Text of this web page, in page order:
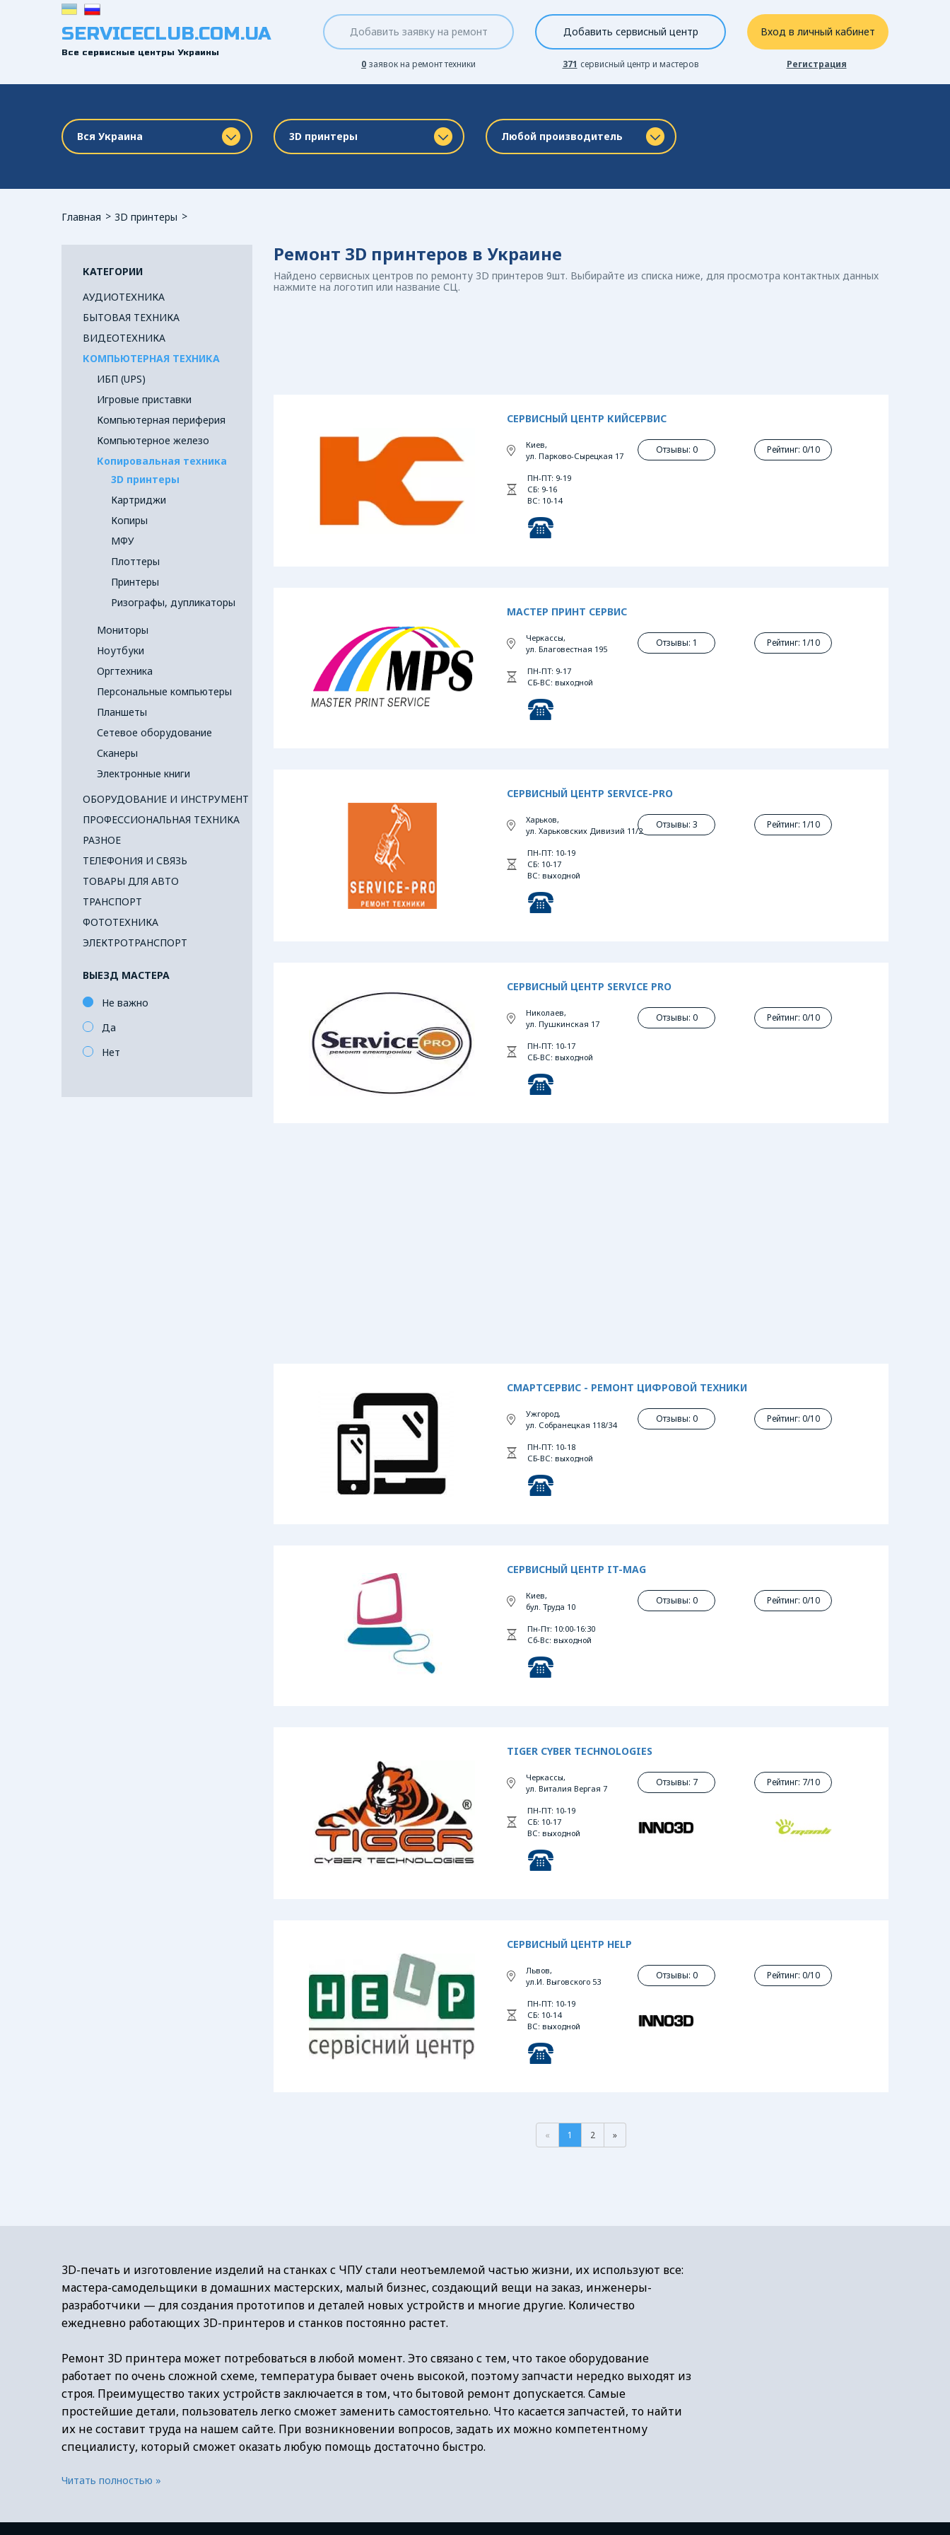
SERVICECLUB.COM.UA
Все сервисные центры Украины
Добавить заявку на ремонт
0 заявок на ремонт техники
Добавить сервисный центр
371 сервисный центр и мастеров
Вход в личный кабинет
Регистрация
Вся Украина 3D принтеры Любой производитель
Главная 3D принтеры
КАТЕГОРИИ
АУДИОТЕХНИКА
БЫТОВАЯ ТЕХНИКА
ВИДЕОТЕХНИКА
КОМПЬЮТЕРНАЯ ТЕХНИКА
ИБП (UPS)
Игровые приставки
Компьютерная периферия
Компьютерное железо
Копировальная техника
3D принтеры
Картриджи
Копиры
МФУ
Плоттеры
Принтеры
Ризографы, дупликаторы
Мониторы
Ноутбуки
Оргтехника
Персональные компьютеры
Планшеты
Сетевое оборудование
Сканеры
Электронные книги
ОБОРУДОВАНИЕ И ИНСТРУМЕНТ
ПРОФЕССИОНАЛЬНАЯ ТЕХНИКА
РАЗНОЕ
ТЕЛЕФОНИЯ И СВЯЗЬ
ТОВАРЫ ДЛЯ АВТО
ТРАНСПОРТ
ФОТОТЕХНИКА
ЭЛЕКТРОТРАНСПОРТ
ВЫЕЗД МАСТЕРА
Не важно
Да
Нет
Ремонт 3D принтеров в Украине
Найдено сервисных центров по ремонту 3D принтеров 9шт. Выбирайте из списка ниже, для просмотра контактных данных
нажмите на логотип или название СЦ.
СЕРВИСНЫЙ ЦЕНТР КИЙСЕРВИС
Киев,
ул. Парково-Сырецкая 17
ПН-ПТ: 9-19
СБ: 9-16
ВС: 10-14
Отзывы: 0 Рейтинг: 0/10
МАСТЕР ПРИНТ СЕРВИС
Черкассы,
ул. Благовестная 195
ПН-ПТ: 9-17
СБ-ВС: выходной
Отзывы: 1 Рейтинг: 1/10
СЕРВИСНЫЙ ЦЕНТР SERVICE-PRO
Харьков,
ул. Харьковских Дивизий 11/2
ПН-ПТ: 10-19
СБ: 10-17
ВС: выходной
Отзывы: 3 Рейтинг: 1/10
СЕРВИСНЫЙ ЦЕНТР SERVICE PRO
Николаев,
ул. Пушкинская 17
ПН-ПТ: 10-17
СБ-ВС: выходной
Отзывы: 0 Рейтинг: 0/10
СМАРТСЕРВИС - РЕМОНТ ЦИФРОВОЙ ТЕХНИКИ
Ужгород,
ул. Собранецкая 118/34
ПН-ПТ: 10-18
СБ-ВС: выходной
Отзывы: 0 Рейтинг: 0/10
СЕРВИСНЫЙ ЦЕНТР IT-MAG
Киев,
бул. Труда 10
Пн-Пт: 10:00-16:30
Сб-Вс: выходной
Отзывы: 0 Рейтинг: 0/10
TIGER CYBER TECHNOLOGIES
Черкассы,
ул. Виталия Вергая 7
ПН-ПТ: 10-19
СБ: 10-17
ВС: выходной
Отзывы: 7 Рейтинг: 7/10
СЕРВИСНЫЙ ЦЕНТР HELP
Львов,
ул.И. Выговского 53
ПН-ПТ: 10-19
СБ: 10-14
ВС: выходной
Отзывы: 0 Рейтинг: 0/10
« 1 2 »
3D-печать и изготовление изделий на станках с ЧПУ стали неотъемлемой частью жизни, их используют все:
мастера-самодельщики в домашних мастерских, малый бизнес, создающий вещи на заказ, инженеры-
разработчики — для создания прототипов и деталей новых устройств и многие другие. Количество
ежедневно работающих 3D-принтеров и станков постоянно растет.
Ремонт 3D принтера может потребоваться в любой момент. Это связано с тем, что такое оборудование
работает по очень сложной схеме, температура бывает очень высокой, поэтому запчасти нередко выходят из
строя. Преимущество таких устройств заключается в том, что бытовой ремонт допускается. Самые
простейшие детали, пользователь легко сможет заменить самостоятельно. Что касается запчастей, то найти
их не составит труда на нашем сайте. При возникновении вопросов, задать их можно компетентному
специалисту, который сможет оказать любую помощь достаточно быстро.
Читать полностью »